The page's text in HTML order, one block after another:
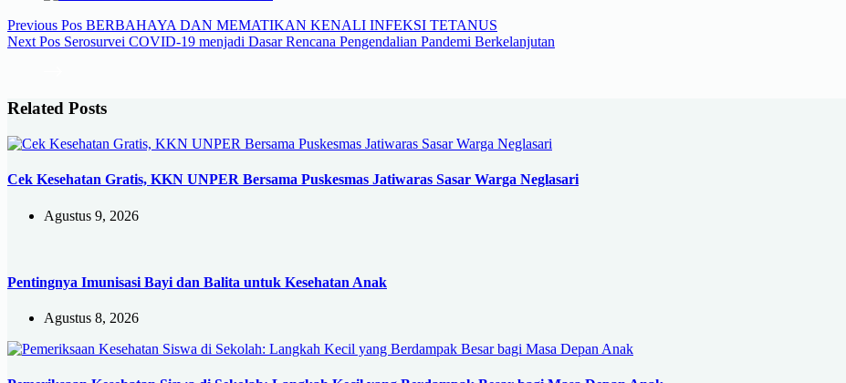
Previous Pos BERBAHAYA DAN MEMATIKAN KENALI INFEKSI TETANUS
Next Pos Serosurvei COVID-19 menjadi Dasar Rencana Pengendalian Pandemi Berkelanjutan
Related Posts
Cek Kesehatan Gratis, KKN UNPER Bersama Puskesmas Jatiwaras Sasar Warga Neglasari
Agustus 9, 2026
Pentingnya Imunisasi Bayi dan Balita untuk Kesehatan Anak
Agustus 8, 2026